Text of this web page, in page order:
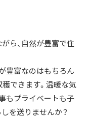
ら、自然が豊富で住
豊富なのはもちろん
穫できます。温暖な気
もプライベートも子
を送りませんか？